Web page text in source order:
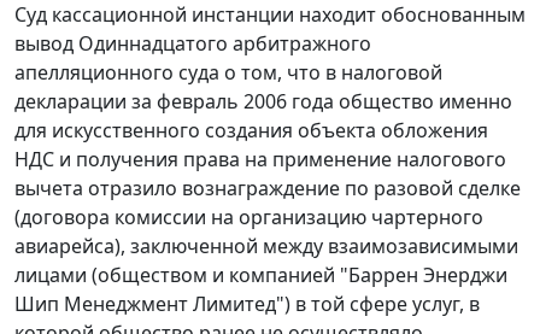
Суд кассационной инстанции находит обоснованным
вывод Одиннадцатого арбитражного
апелляционного суда о том, что в налоговой
декларации за февраль 2006 года общество именно
для искусственного создания объекта обложения
НДС и получения права на применение налогового
вычета отразило вознаграждение по разовой сделке
(договора комиссии на организацию чартерного
авиарейса), заключенной между взаимозависимыми
лицами (обществом и компанией "Баррен Энерджи
Шип Менеджмент Лимитед") в той сфере услуг, в